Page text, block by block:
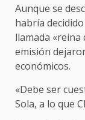
Aunque se
habría
llamada «reina
emisión
económicos.
«Debe ser
Sola, a lo que